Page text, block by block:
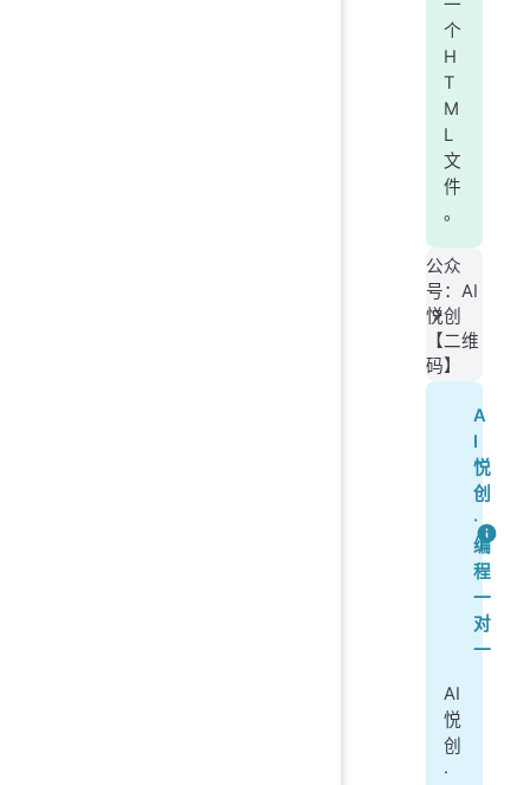
一
个
H
T
M
L
文
件
。
公众
号：AI
悦创
【二维
码】
A
I
悦
创
·
编
程
一
对
一
AI
悦
创
·